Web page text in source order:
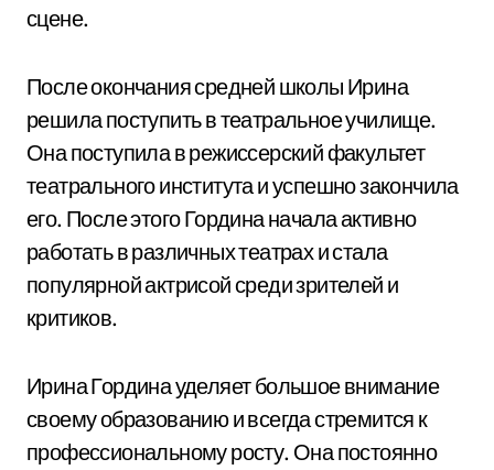
сцене.
После окончания средней школы Ирина
решила поступить в театральное училище.
Она поступила в режиссерский факультет
театрального института и успешно закончила
его. После этого Гордина начала активно
работать в различных театрах и стала
популярной актрисой среди зрителей и
критиков.
Ирина Гордина уделяет большое внимание
своему образованию и всегда стремится к
профессиональному росту. Она постоянно